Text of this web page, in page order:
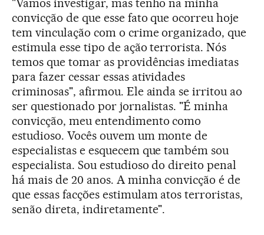
"Vamos investigar, mas tenho na minha
convicção de que esse fato que ocorreu hoje
tem vinculação com o crime organizado, que
estimula esse tipo de ação terrorista. Nós
temos que tomar as providências imediatas
para fazer cessar essas atividades
criminosas", afirmou. Ele ainda se irritou ao
ser questionado por jornalistas. "É minha
convicção, meu entendimento como
estudioso. Vocês ouvem um monte de
especialistas e esquecem que também sou
especialista. Sou estudioso do direito penal
há mais de 20 anos. A minha convicção é de
que essas facções estimulam atos terroristas,
senão direta, indiretamente".